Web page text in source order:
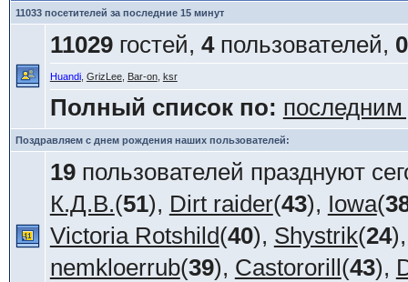
11033 посетителей за последние 15 минут
11029гостей, 4пользователей, 0
Huandi, GrizLee, Bar-on, ksr
Полный список по:
Поздравляем с днем рождения наших пользователей:
19пользователей празднуют
К.Д.В.(51), Dirt raider(43), Iowa(
Victoria Rotshild(40), Shystrik(24
nemkloerrub(39), Castororill(43),